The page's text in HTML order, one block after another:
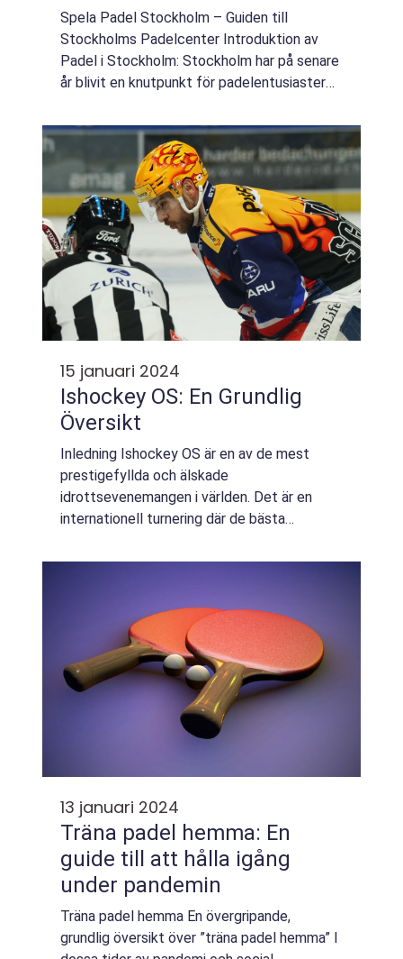
Spela Padel Stockholm – Guiden till
Stockholms Padelcenter Introduktion av
Padel i Stockholm: Stockholm har på senare
år blivit en knutpunkt för padelentusiaster
padelcenter för spelare i alla åldrar och
15 januari 2024
Ishockey OS: En Grundlig
Översikt
Inledning Ishockey OS är en av de mest
prestigefyllda och älskade
idrottsevenemangen i världen. Det är en
internationell turnering där de bästa
bli de stolta mottagarna av en guldmedalj.
13 januari 2024
Träna padel hemma: En
guide till att hålla igång
under pandemin
Träna padel hemma En övergripande,
grundlig översikt över ”träna padel hemma” I